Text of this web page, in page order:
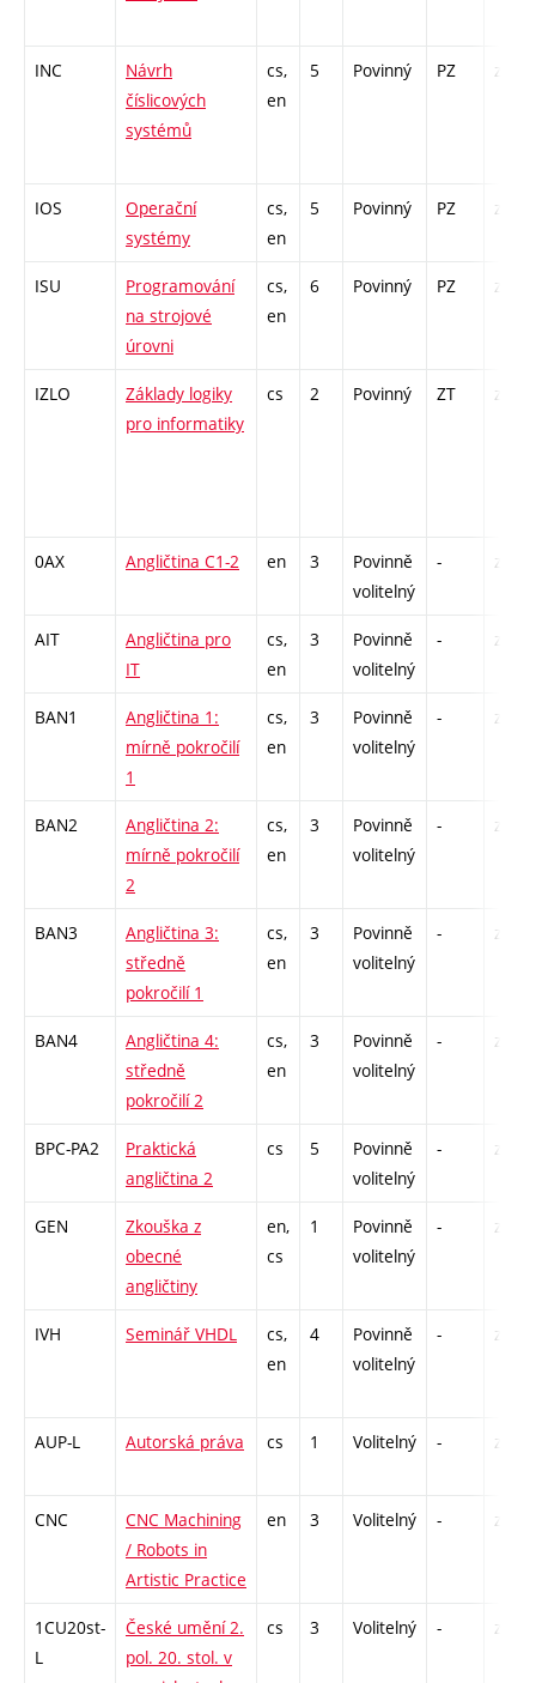
INC
Návrh
číslicových
systémů
cs,
en
5 Povinný PZ zá,zk
IOS
Operační
systémy
cs,
en
5 Povinný PZ zá,zk
ISU
Programování
na strojové
úrovni
cs,
en
6 Povinný PZ zá,zk
IZLO
Základy logiky
pro informatiky
cs 2 Povinný ZT zk
0AX Angličtina C1-2 en 3
Povinně
volitelný
- zá,zk
AIT
Angličtina pro
IT
cs,
en
3
Povinně
volitelný
- zá,zk
BAN1
Angličtina 1:
mírně pokročilí
1
cs,
en
3
Povinně
volitelný
- zá,zk
BAN2
Angličtina 2:
mírně pokročilí
2
cs,
en
3
Povinně
volitelný
- zá,zk
BAN3
Angličtina 3:
středně
pokročilí 1
cs,
en
3
Povinně
volitelný
- zá,zk
BAN4
Angličtina 4:
středně
pokročilí 2
cs,
en
3
Povinně
volitelný
- zá,zk
BPC-PA2
Praktická
angličtina 2
cs 5
Povinně
volitelný
- zk
GEN
Zkouška z
obecné
angličtiny
en,
cs
1
Povinně
volitelný
- zk
IVH Seminář VHDL
cs,
en
4
Povinně
volitelný
- zá
AUP-L Autorská práva cs 1 Volitelný - zá
CNC
CNC Machining
/ Robots in
Artistic Practice
en 3 Volitelný - zá
1CU20st-
L
České umění 2.
pol. 20. stol. v
cs 3 Volitelný - zk